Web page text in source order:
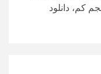
کم، دانلود